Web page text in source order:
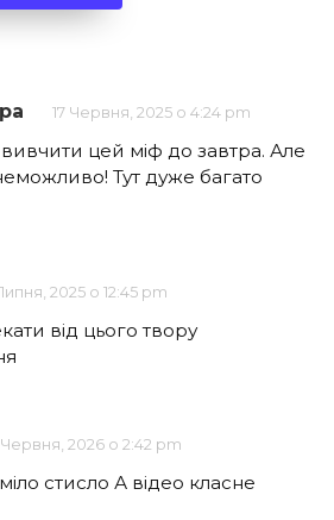
17 Червня, 2025 о 4:24 pm
цей міф до завтра. Але
Тут дуже багато
2025 о 12:45 pm
від цього твору
2026 о 2:42 pm
стисло А відео класне